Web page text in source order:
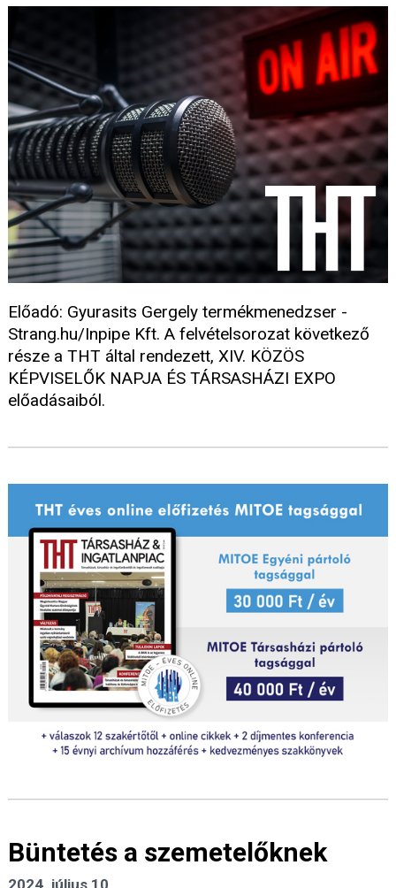
Előadó: Gyurasits Gergely termékmenedzser -
Strang.hu/Inpipe Kft. A felvételsorozat következő
része a THT által rendezett, XIV. KÖZÖS
KÉPVISELŐK NAPJA ÉS TÁRSASHÁZI EXPO
előadásaiból.
Büntetés a szemetelőknek